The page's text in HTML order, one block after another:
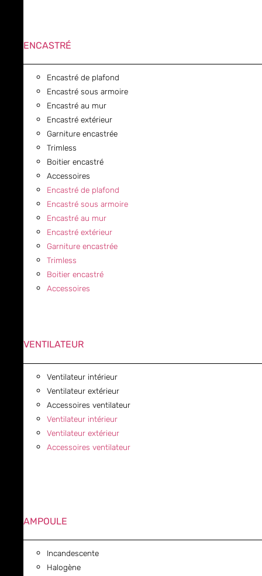
ENCASTRÉ
Encastré de plafond
Encastré sous armoire
Encastré au mur
Encastré extérieur
Garniture encastrée
Trimless
Boitier encastré
Accessoires
Encastré de plafond
Encastré sous armoire
Encastré au mur
Encastré extérieur
Garniture encastrée
Trimless
Boitier encastré
Accessoires
VENTILATEUR
Ventilateur intérieur
Ventilateur extérieur
Accessoires ventilateur
Ventilateur intérieur
Ventilateur extérieur
Accessoires ventilateur
AMPOULE
Incandescente
Halogène